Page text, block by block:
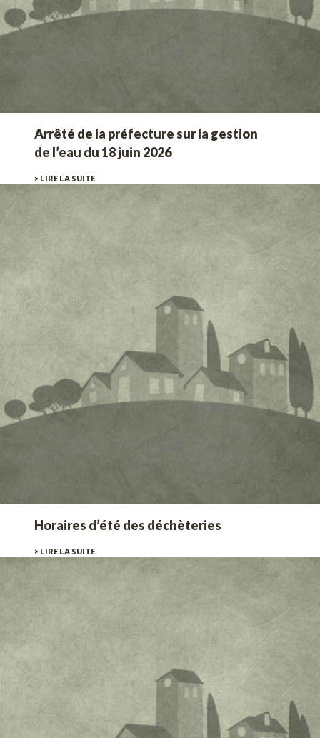
Arrêté de la préfecture sur la gestion
de l’eau du 18 juin 2026
> LIRE LA SUITE
Horaires d’été des déchèteries
> LIRE LA SUITE